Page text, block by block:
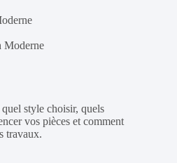
Moderne
style choisir, quels
vos pièces et comment
travaux.